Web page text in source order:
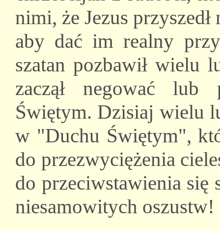
nimi, że Jezus
aby dać im realny
szatan pozbawił wielu
zaczął negować lub
Świętym. Dzisiaj wielu
w "Duchu Świętym",
do przezwyciężenia
do przeciwstawienia się
niesamowitych oszustw!